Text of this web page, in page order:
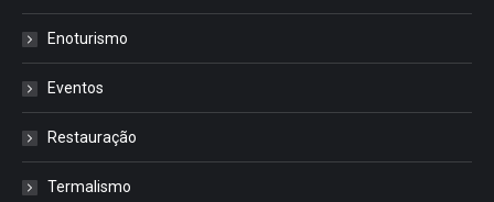
Enoturismo
Eventos
Restauração
Termalismo